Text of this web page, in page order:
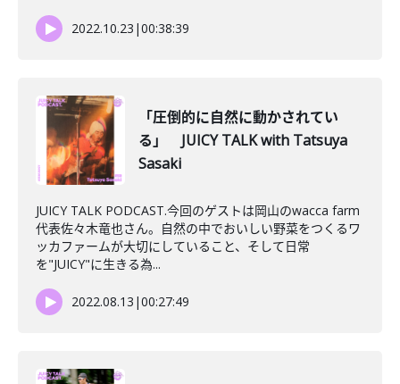
2022.10.23 |00:38:39
「圧倒的に自然に動かされてい
る」 JUICY TALK with Tatsuya
Sasaki
JUICY TALK PODCAST.今回のゲストは岡山のwacca farm
代表佐々木竜也さん。自然の中でおいしい野菜をつくるワ
ッカファームが大切にしていること、そして日常
を"JUICY"に生きる為...
2022.08.13 |00:27:49